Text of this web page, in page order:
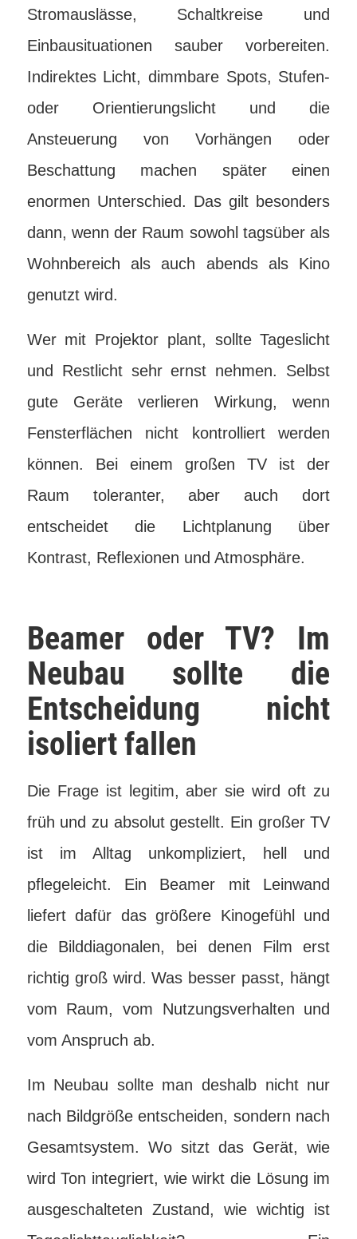
Stromauslässe, Schaltkreise und
Einbausituationen sauber vorbereiten.
Indirektes Licht, dimmbare Spots, Stufen-
oder Orientierungslicht und die
Ansteuerung von Vorhängen oder
Beschattung machen später einen
enormen Unterschied. Das gilt besonders
dann, wenn der Raum sowohl tagsüber als
Wohnbereich als auch abends als Kino
genutzt wird.
Wer mit Projektor plant, sollte Tageslicht
und Restlicht sehr ernst nehmen. Selbst
gute Geräte verlieren Wirkung, wenn
Fensterflächen nicht kontrolliert werden
können. Bei einem großen TV ist der
Raum toleranter, aber auch dort
entscheidet die Lichtplanung über
Kontrast, Reflexionen und Atmosphäre.
Beamer oder TV? Im
Neubau sollte die
Entscheidung nicht
isoliert fallen
Die Frage ist legitim, aber sie wird oft zu
früh und zu absolut gestellt. Ein großer TV
ist im Alltag unkompliziert, hell und
pflegeleicht. Ein Beamer mit Leinwand
liefert dafür das größere Kinogefühl und
die Bilddiagonalen, bei denen Film erst
richtig groß wird. Was besser passt, hängt
vom Raum, vom Nutzungsverhalten und
vom Anspruch ab.
Im Neubau sollte man deshalb nicht nur
nach Bildgröße entscheiden, sondern nach
Gesamtsystem. Wo sitzt das Gerät, wie
wird Ton integriert, wie wirkt die Lösung im
ausgeschalteten Zustand, wie wichtig ist